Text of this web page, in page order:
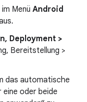
Menü Android
Deployment >
Bereitstellung >
das automatische
eine oder beide